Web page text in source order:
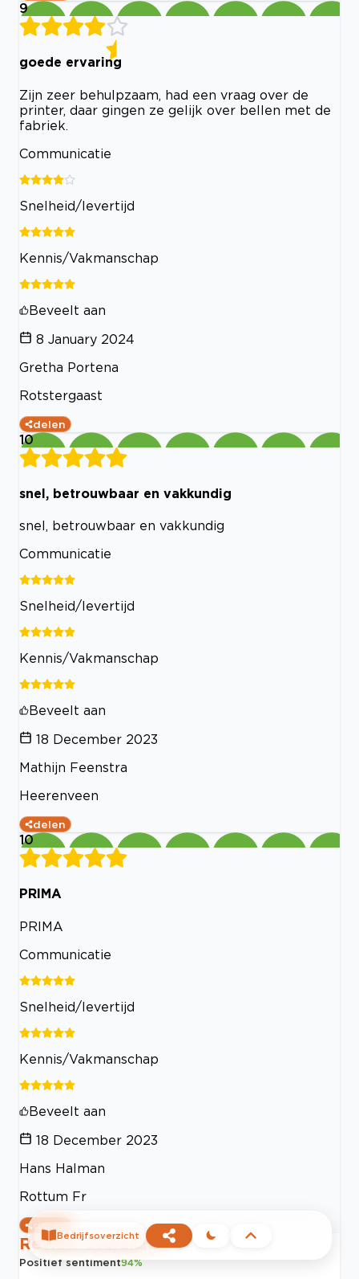
9
goede ervaring
Zijn zeer behulpzaam, had een vraag over de
printer, daar gingen ze gelijk over bellen met de
fabriek.
Communicatie
Snelheid/levertijd
Kennis/Vakmanschap
Beveelt aan
8 January 2024
Gretha Portena
Rotstergaast
delen
10
snel, betrouwbaar en vakkundig
snel, betrouwbaar en vakkundig
Communicatie
Snelheid/levertijd
Kennis/Vakmanschap
Beveelt aan
18 December 2023
Mathijn Feenstra
Heerenveen
delen
10
PRIMA
PRIMA
Communicatie
Snelheid/levertijd
Kennis/Vakmanschap
Beveelt aan
18 December 2023
Hans Halman
Rottum Fr
delen
Review overzicht
Positief sentiment94%
Bedrijfsoverzicht